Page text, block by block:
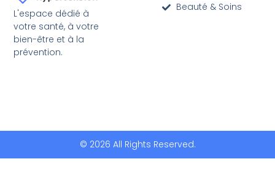
L'espace dédié à
votre santé, à votre
bien-être et à la
prévention.
Beauté & Soins
© 2026 All Rights Reserved.